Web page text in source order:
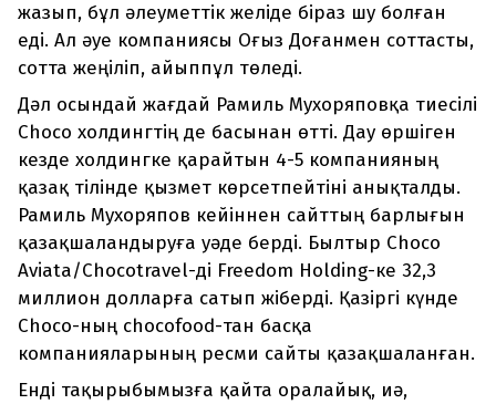
жазып, бұл әлеуметтік желіде біраз шу болған
еді. Ал әуе компаниясы Оғыз Доғанмен соттасты,
сотта жеңіліп, айыппұл төледі.
Дәл осындай жағдай Рамиль Мухоряповқа тиесілі
Choco холдингтің де басынан өтті. Дау өршіген
кезде холдингке қарайтын 4-5 компанияның
қазақ тілінде қызмет көрсетпейтіні анықталды.
Рамиль Мухоряпов кейіннен сайттың барлығын
қазақшаландыруға уәде берді. Былтыр Choco
Aviata/Chocotravel-ді Freedom Holding-ке 32,3
миллион долларға сатып жіберді. Қазіргі күнде
Choco-ның chocofood-тан басқа
компанияларының ресми сайты қазақшаланған.
Енді тақырыбымызға қайта оралайық, иә,